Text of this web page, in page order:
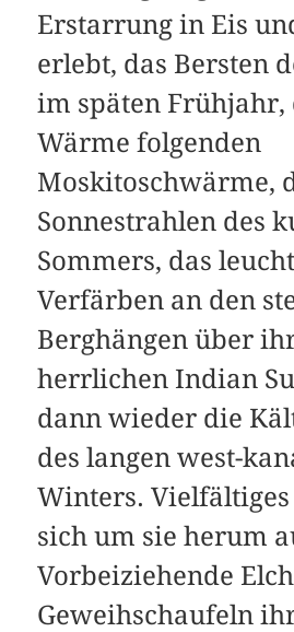
Erstarrung in Eis
erlebt, das Bersten
im späten Frühjahr,
Wärme folgenden
Moskitoschwärme,
Sonnestrahlen des
Sommers, das
Verfärben an den
Berghängen über
herrlichen Indian
dann wieder die
des langen west-
Winters.
sich um sie herum
Vorbeiziehende
Geweihschaufeln